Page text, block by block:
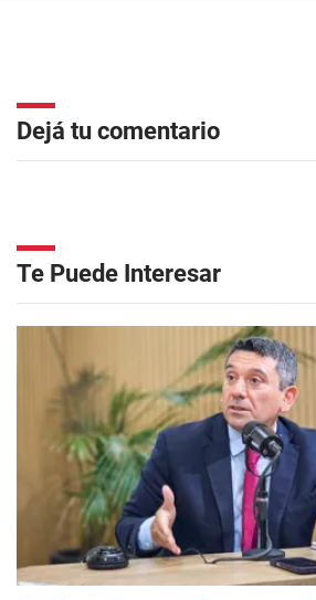
Dejá tu comentario
Te Puede Interesar